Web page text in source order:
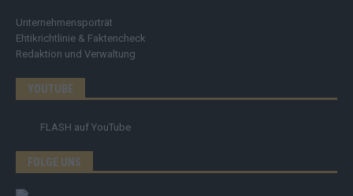
Unternehmensporträt
Ehtikrichtlinie & Faktencheck
Redaktion und Verwaltung
YOUTUBE
FLASH auf YouTube
FOLGE UNS